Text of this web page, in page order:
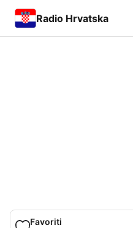
Radio Hrvatska
Favoriti